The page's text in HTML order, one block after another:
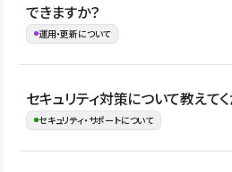
お問合せはこちら
管理の有無などがプランごとに異なり
ージをご覧ください。
できますか？
運用・更新について
はい。CMSやコンポーネントを活用し
ことで、デザインを崩しにくい状態で
セキュリティ対策について教えてく
セキュリティ・サポートについて